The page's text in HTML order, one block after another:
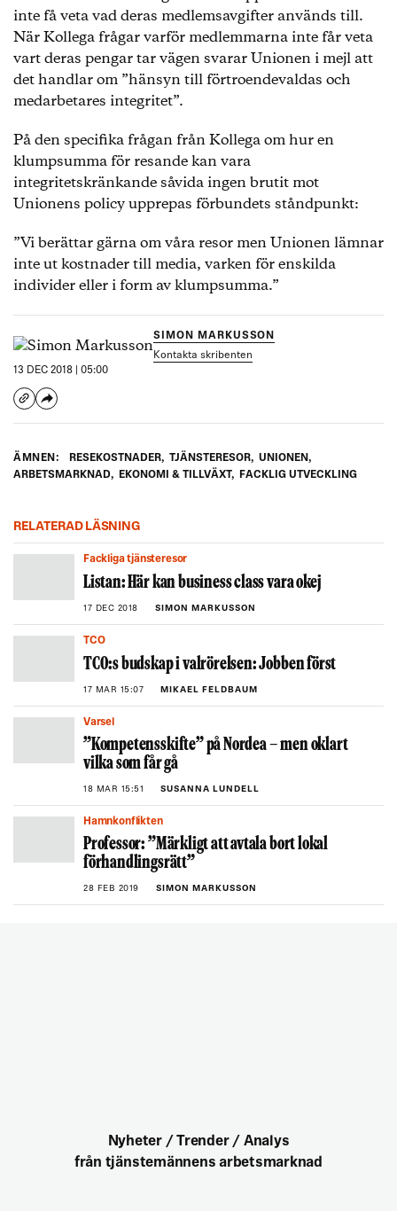
inte få veta vad deras medlemsavgifter används till.
När Kollega frågar varför medlemmarna inte får veta
vart deras pengar tar vägen svarar Unionen i mejl att
det handlar om ”hänsyn till förtroendevaldas och
medarbetares integritet”.
På den specifika frågan från Kollega om hur en
klumpsumma för resande kan vara
integritetskränkande såvida ingen brutit mot
Unionens policy upprepas förbundets ståndpunkt:
”Vi berättar gärna om våra resor men Unionen lämnar
inte ut kostnader till media, varken för enskilda
individer eller i form av klumpsumma.”
SIMON MARKUSSON
Kontakta skribenten
13 DEC 2018 | 05:00
ÄMNEN: RESEKOSTNADER, TJÄNSTERESOR, UNIONEN,
ARBETSMARKNAD, EKONOMI & TILLVÄXT, FACKLIG UTVECKLING
RELATERAD LÄSNING
Fackliga tjänsteresor
Listan: Här kan business class vara okej
17 DEC 2018 SIMON MARKUSSON
TCO
TCO:s budskap i valrörelsen: Jobben först
17 MAR 15:07 MIKAEL FELDBAUM
Varsel
”Kompetensskifte” på Nordea – men oklart
vilka som får gå
18 MAR 15:51 SUSANNA LUNDELL
Hamnkonflikten
Professor: ”Märkligt att avtala bort lokal
förhandlingsrätt”
28 FEB 2019 SIMON MARKUSSON
Nyheter / Trender / Analys
från tjänstemännens arbetsmarknad